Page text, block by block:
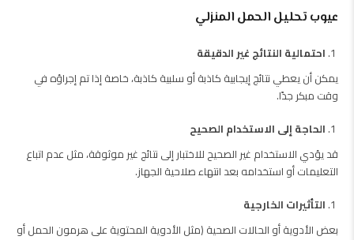
عيوب تحليل الحمل المنزلي
احتمالية النتائج غير الدقيقة
يمكن أن يعطي نتائج إيجابية كاذبة أو سلبية كاذبة، خاصة إذا تم إجراؤه في
وقت مبكر جدًا.
الحاجة إلى الاستخدام الصحيح
قد يؤدي الاستخدام غير الصحيح للاختبار إلى نتائج غير موثوقة، مثل عدم اتباع
التعليمات أو استخدامه بعد انتهاء صلاحية الجهاز.
التأثيرات الخارجية
بعض الأدوية أو الحالات الصحية (مثل الأدوية المحتوية على هرمون الحمل أو